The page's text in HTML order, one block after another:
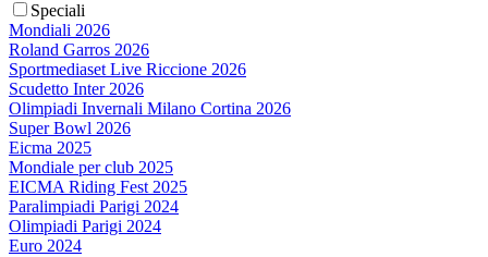
Speciali
Mondiali 2026
Roland Garros 2026
Sportmediaset Live Riccione 2026
Scudetto Inter 2026
Olimpiadi Invernali Milano Cortina 2026
Super Bowl 2026
Eicma 2025
Mondiale per club 2025
EICMA Riding Fest 2025
Paralimpiadi Parigi 2024
Olimpiadi Parigi 2024
Euro 2024